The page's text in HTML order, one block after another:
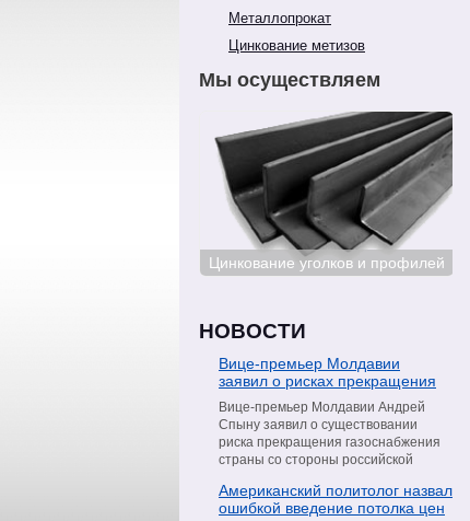
Металлопрокат
Цинкование метизов
Мы осуществляем
Цинкование уголков и профилей
НОВОСТИ
Вице-премьер Молдавии
заявил о рисках прекращения
поставок газа со стороны
«Газпрома»
Вице-премьер Молдавии Андрей
Спыну заявил о существовании
риска прекращения газоснабжения
страны со стороны российской
сообщил в интервью телеканалу
Moldova 1, пишет РИА Новости.
Американский политолог назвал
ошибкой введение потолка цен